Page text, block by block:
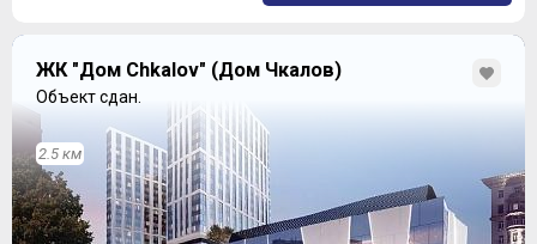
ЖК "Дом Chkalov" (Дом Чкалов)
Объект сдан.
2.5 км